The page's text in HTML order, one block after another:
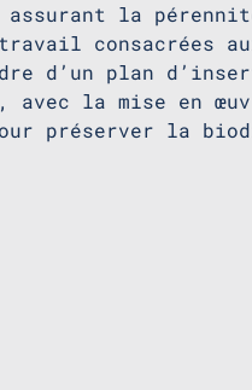
la
consacrées
d’un plan
avec la mise en
préserver la